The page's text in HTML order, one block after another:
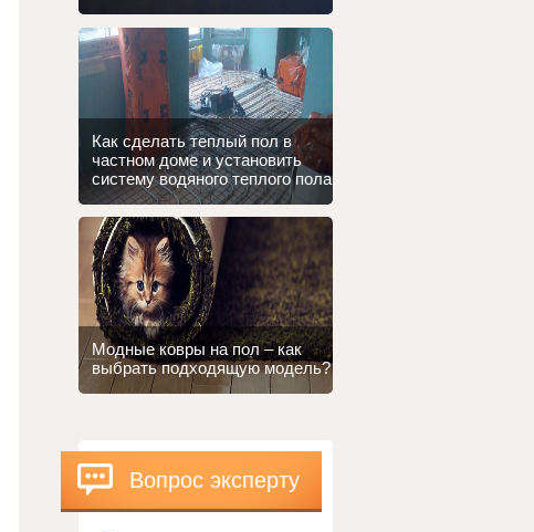
Как сделать теплый пол в
частном доме и установить
систему водяного теплого пола
Модные ковры на пол – как
выбрать подходящую модель?
Вопрос эксперту